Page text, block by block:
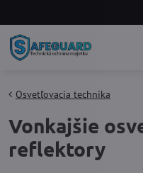
Osvetľovacia technika
Vonkajšie
reflektory